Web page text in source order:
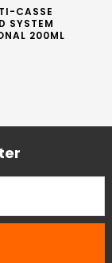
CASSE
SYSTEM
200ML